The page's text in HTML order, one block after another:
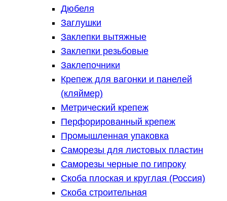
Дюбеля
Заглушки
Заклепки вытяжные
Заклепки резьбовые
Заклепочники
Крепеж для вагонки и панелей
(кляймер)
Метрический крепеж
Перфорированный крепеж
Промышленная упаковка
Саморезы для листовых пластин
Саморезы черные по гипроку
Скоба плоская и круглая (Россия)
Скоба строительная